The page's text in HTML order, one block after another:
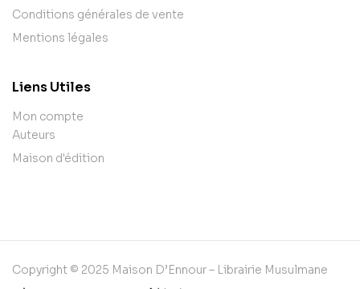
Conditions générales de vente
Mentions légales
Liens Utiles
Mon compte
Auteurs
Maison d'édition
Copyright © 2025 Maison D’Ennour – Librairie Musulmane